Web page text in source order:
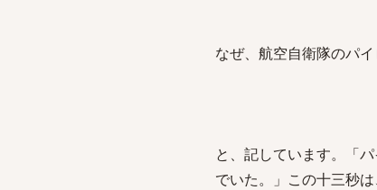
なぜ、航空自衛隊のパ
と、記しています。「
でいた。」この十三秒